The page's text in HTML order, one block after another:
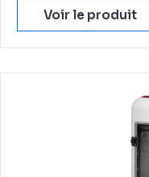
Voir le produit